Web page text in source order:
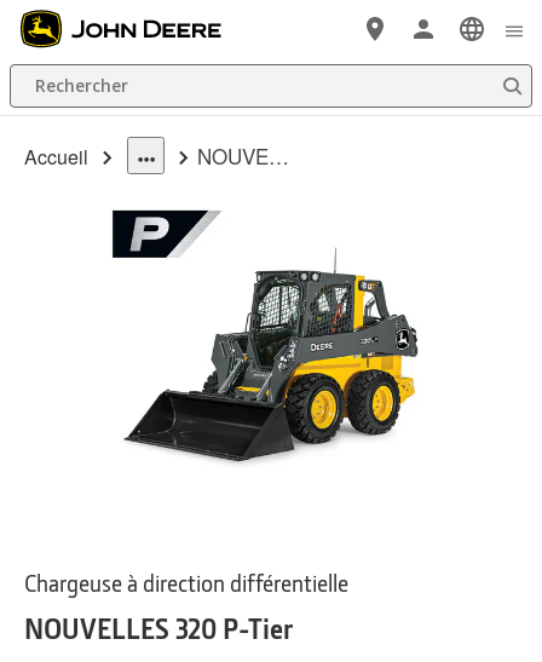
Passer au contenu principal
Rechercher
Accueil
dropdown
NOUVELLES 320 P-Tier Chargeuse à direction différentielle
Chargeuse à direction différentielle
NOUVELLES 320 P-Tier